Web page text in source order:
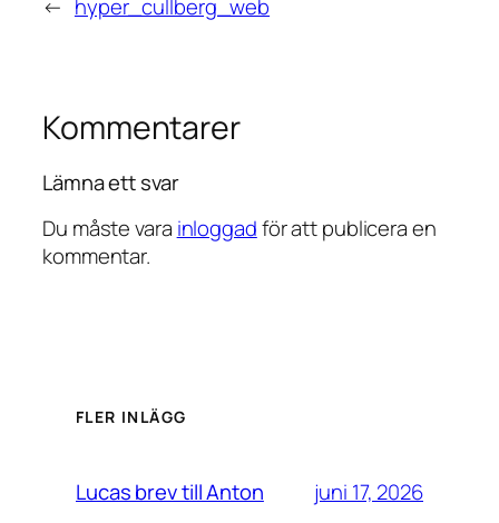
← hyper_cullberg_web
Kommentarer
Lämna ett svar
Du måste vara inloggadför att publicera en
kommentar.
FLER INLÄGG
Lucas brev till Anton juni 17, 2026